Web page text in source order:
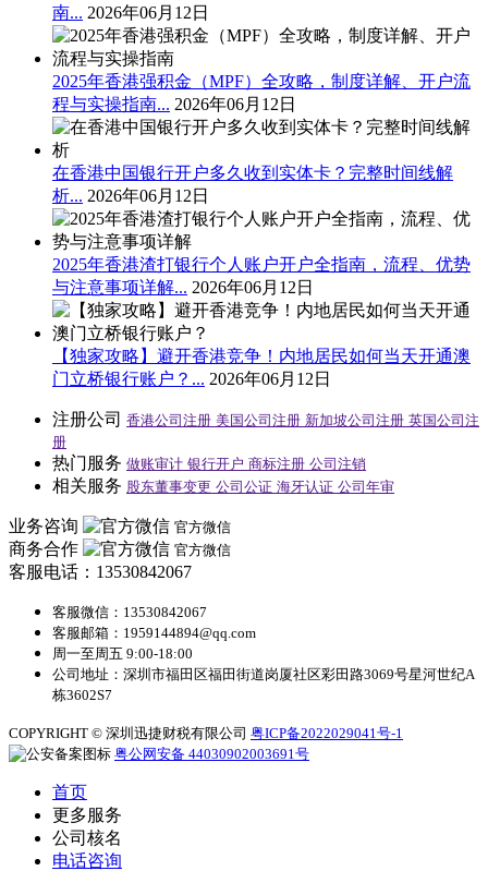
南... 2026年06月12日
2025年香港强积金（MPF）全攻略，制度详解、开户流
程与实操指南... 2026年06月12日
在香港中国银行开户多久收到实体卡？完整时间线解
析... 2026年06月12日
2025年香港渣打银行个人账户开户全指南，流程、优势
与注意事项详解... 2026年06月12日
【独家攻略】避开香港竞争！内地居民如何当天开通澳
门立桥银行账户？... 2026年06月12日
注册公司 香港公司注册 美国公司注册 新加坡公司注册 英国公司注
册
热门服务 做账审计 银行开户 商标注册 公司注销
相关服务 股东董事变更 公司公证 海牙认证 公司年审
业务咨询 官方微信
商务合作 官方微信
客服电话：13530842067
客服微信：13530842067
客服邮箱：1959144894@qq.com
周一至周五 9:00-18:00
公司地址：深圳市福田区福田街道岗厦社区彩田路3069号星河世纪A
栋3602S7
COPYRIGHT © 深圳迅捷财税有限公司 粤ICP备2022029041号-1
粤公网安备 44030902003691号
首页
更多服务
公司核名
电话咨询